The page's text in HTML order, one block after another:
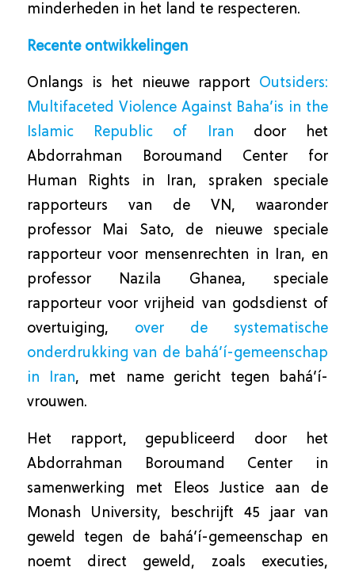
minderheden in het land te respecteren.
Recente ontwikkelingen
Onlangs is het nieuwe rapport Outsiders:
Multifaceted Violence Against Baha’is in the
Islamic Republic of Iran door het
Abdorrahman Boroumand Center for
Human Rights in Iran, spraken speciale
rapporteurs van de VN, waaronder
professor Mai Sato, de nieuwe speciale
rapporteur voor mensenrechten in Iran, en
professor Nazila Ghanea, speciale
rapporteur voor vrijheid van godsdienst of
overtuiging, over de systematische
onderdrukking van de bahá’í-gemeenschap
in Iran, met name gericht tegen bahá’í-
vrouwen.
Het rapport, gepubliceerd door het
Abdorrahman Boroumand Center in
samenwerking met Eleos Justice aan de
Monash University, beschrijft 45 jaar van
geweld tegen de bahá’í-gemeenschap en
noemt direct geweld, zoals executies,